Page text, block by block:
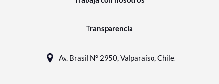
Transparencia
Av. Brasil N° 2950, Valparaíso, Chile.